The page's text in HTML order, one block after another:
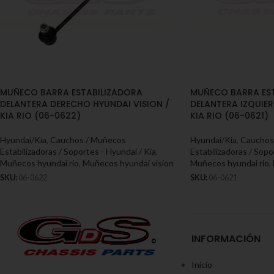
MUÑECO BARRA ESTABILIZADORA
DELANTERA DERECHO HYUNDAI VISION /
KIA RIO (06-0622)
Hyundai/Kia Cauchos / Muñecos
Estabilizadoras / Soportes - Hyundai / Kia
Muñecos hyundai rio Muñecos hyundai vision
SKU: 06-0622
MUÑECO BARRA
DELANTERA
KIA RIO (06-0621)
Hyundai/Kia
Estabilizadoras /
Muñecos hyundai rio
SKU: 06-0621
INFORMACIÓN
Inicio